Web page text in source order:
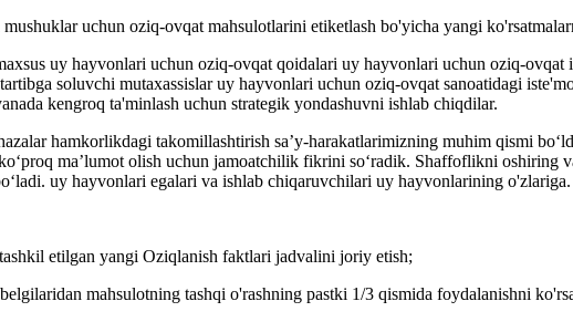
uchun oziq-ovqat mahsulotlarini etiketlash bo'yicha yangi
uy hayvonlari uchun oziq-ovqat qoidalari uy hayvonlari uchun oziq-ovqat
soluvchi mutaxassislar uy hayvonlari uchun oziq-ovqat sanoatidagi
kengroq ta'minlash uchun strategik yondashuvni ishlab chiqdilar.
hamkorlikdagi takomillashtirish sa’y-harakatlarimizning muhim qismi
ma’lumot olish uchun jamoatchilik fikrini so‘radik. Shaffoflikni oshiring
uy hayvonlari egalari va ishlab chiqaruvchilari uy hayvonlarining o'zlariga.
etilgan yangi Oziqlanish faktlari jadvalini joriy etish;
mahsulotning tashqi o'rashning pastki 1/3 qismida foydalanishni